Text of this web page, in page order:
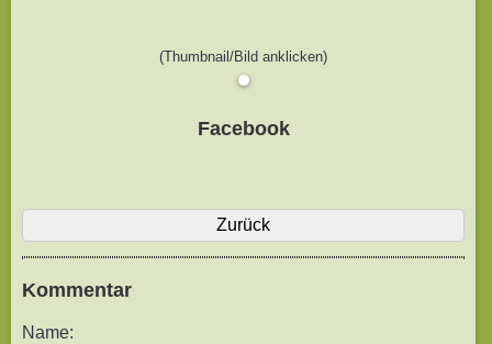
(Thumbnail/Bild anklicken)
Facebook
Zurück
Kommentar
Name: